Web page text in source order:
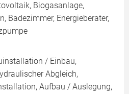
Biogasanlage,
Badezimmer, Energieberater,
/ Einbau,
Abgleich,
Aufbau / Auslegung,